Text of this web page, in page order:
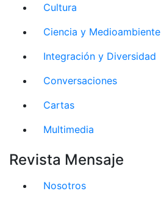
Cultura
Ciencia y Medioambiente
Integración y Diversidad
Conversaciones
Cartas
Multimedia
Revista Mensaje
Nosotros